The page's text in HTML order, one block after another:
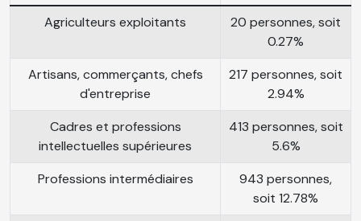
Agriculteurs exploitants
20 personnes, soit
0.27%
Artisans, commerçants, chefs
d'entreprise
217 personnes, soit
2.94%
Cadres et professions
intellectuelles supérieures
413 personnes, soit
5.6%
Professions intermédiaires
943 personnes,
soit 12.78%